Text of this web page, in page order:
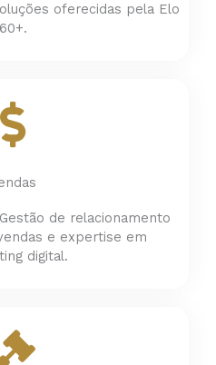
oferecidas pela Elo
60+.
de relacionamento
e expertise em
digital.